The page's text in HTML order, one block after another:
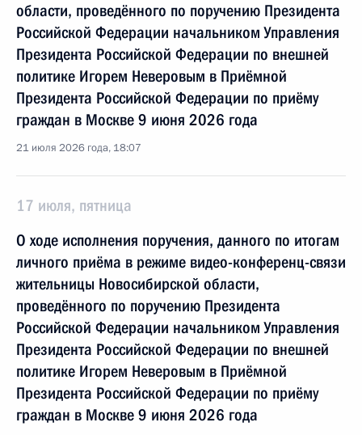
области, проведённого по поручению Президента
Российской Федерации начальником Управления
Президента Российской Федерации по внешней
политике Игорем Неверовым в Приёмной
Президента Российской Федерации по приёму
граждан в Москве 9 июня 2026 года
21 июля 2026 года, 18:07
17 июля, пятница
О ходе исполнения поручения, данного по итогам
личного приёма в режиме видео-конференц-связи
жительницы Новосибирской области,
проведённого по поручению Президента
Российской Федерации начальником Управления
Президента Российской Федерации по внешней
политике Игорем Неверовым в Приёмной
Президента Российской Федерации по приёму
граждан в Москве 9 июня 2026 года